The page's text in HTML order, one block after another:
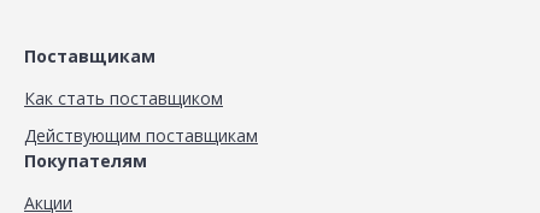
Поставщикам
Как стать поставщиком
Действующим поставщикам
Покупателям
Акции